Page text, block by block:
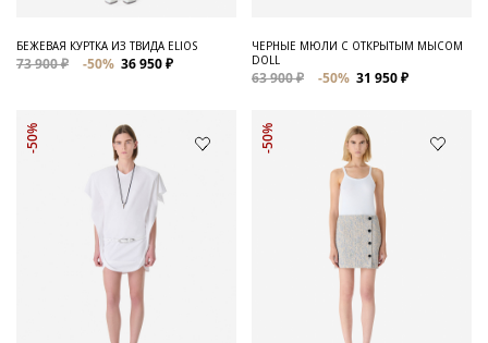
Распродажа
Для нее
БЕЖЕВАЯ КУРТКА ИЗ ТВИДА ELIOS
73 900 ₽ -50% 36 950 ₽
ЧЕРНЫЕ МЮЛИ С ОТКРЫТЫМ МЫСОМ
DOLL
63 900 ₽ -50% 31 950 ₽
-50% -50%